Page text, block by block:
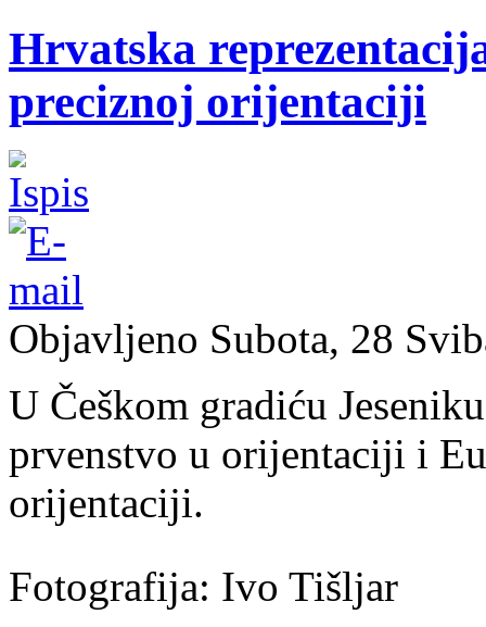
Hrvatska
preciznoj orijentaciji
Objavljeno Subota, 28
U Češkom gradiću
prvenstvo u orijentaciji i
orijentaciji.
Fotografija: Ivo Tišljar